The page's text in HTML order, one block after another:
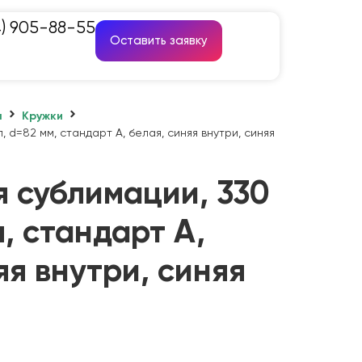
905-88-55
Оставить заявку
Кружки
d=82 мм, стандарт А, белая, синяя внутри, синяя
сублимации, 330
стандарт А,
внутри, синяя